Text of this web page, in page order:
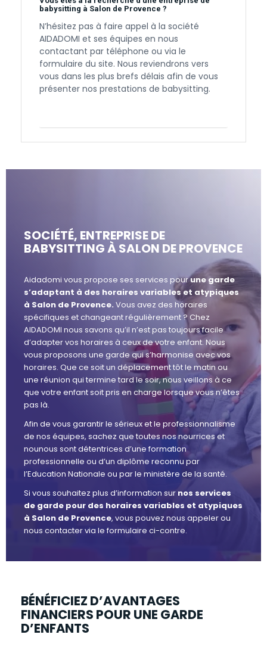
babysitting à Salon de Provence ?
N’hésitez pas à faire appel à la société
AIDADOMI et ses équipes en nous
contactant par téléphone ou via le
formulaire du site. Nous reviendrons vers
vous dans les plus brefs délais afin de vous
présenter nos prestations de babysitting.
SOCIÉTÉ, ENTREPRISE DE
BABYSITTING À SALON DE PROVENCE
Aidadomi vous propose ses services pourune garde
s’adaptant à des horaires variables et atypiques
à Salon de Provence. Vous avez des horaires
spécifiques et changeant régulièrement ? Chez
AIDADOMI nous savons qu’il n’est pas toujours facile
d’adapter vos horaires à ceux de votre enfant. Nous
vous proposons une garde qui s’harmonise avec vos
horaires. Que ce soit un déplacement tôt le matin ou
une réunion qui termine tard le soir, nous veillons à ce
que votre enfant soit pris en charge lorsque vous n’êtes
pas là.
Afin de vous garantir le sérieux et le professionnalisme
de nos équipes, sachez que toutes nos nourrices et
nounous sont détentrices d’une formation
professionnelle ou d’un diplôme reconnu par
l’Education Nationale ou par le ministère de la santé.
Si vous souhaitez plus d’information sur nos services
de garde pour des horaires variables et atypiques
à Salon de Provence, vous pouvez nous appeler ou
nous contacter via le formulaire ci-contre.
BÉNÉFICIEZ D’AVANTAGES
FINANCIERS POUR UNE GARDE
D’ENFANTS